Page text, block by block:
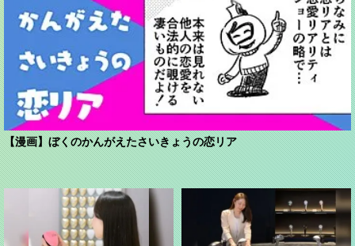
【漫画】ぼくのかんがえたさいきょうの恋リア